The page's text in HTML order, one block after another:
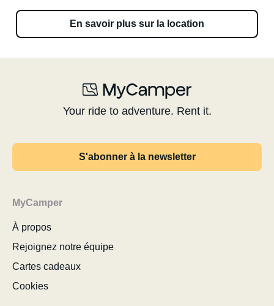
En savoir plus sur la location
Your ride to adventure. Rent it.
S'abonner à la newsletter
MyCamper
À propos
Rejoignez notre équipe
Cartes cadeaux
Cookies